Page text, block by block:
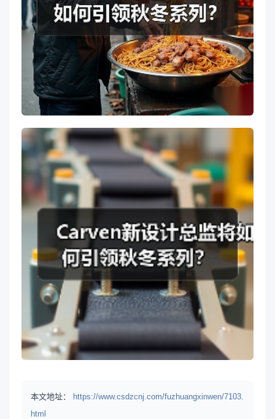
本文地址：
https://www.csdzcnj.com/fuzhuangxinwen/7103.
html